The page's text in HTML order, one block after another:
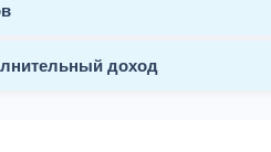
доход